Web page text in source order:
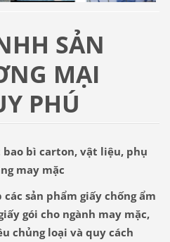
SẢN
MẠI
PHÚ
bao bì carton, vật liệu, phụ
may mặc
sản phẩm giấy chống ẩm
gói cho ngành may mặc,
chủng loại và quy cách